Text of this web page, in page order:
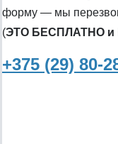
форму — мы
(ЭТО БЕСПЛАТНО
+375 (29) 80-